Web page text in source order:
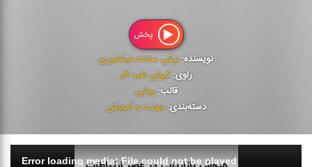
پخش
نویسنده: نیکی سادات نیشابوری
راوی: کیوان نقره کار
قالب: روایی
دسته‌بندی: مهارت و آموزش
Error loading media: File could not be played